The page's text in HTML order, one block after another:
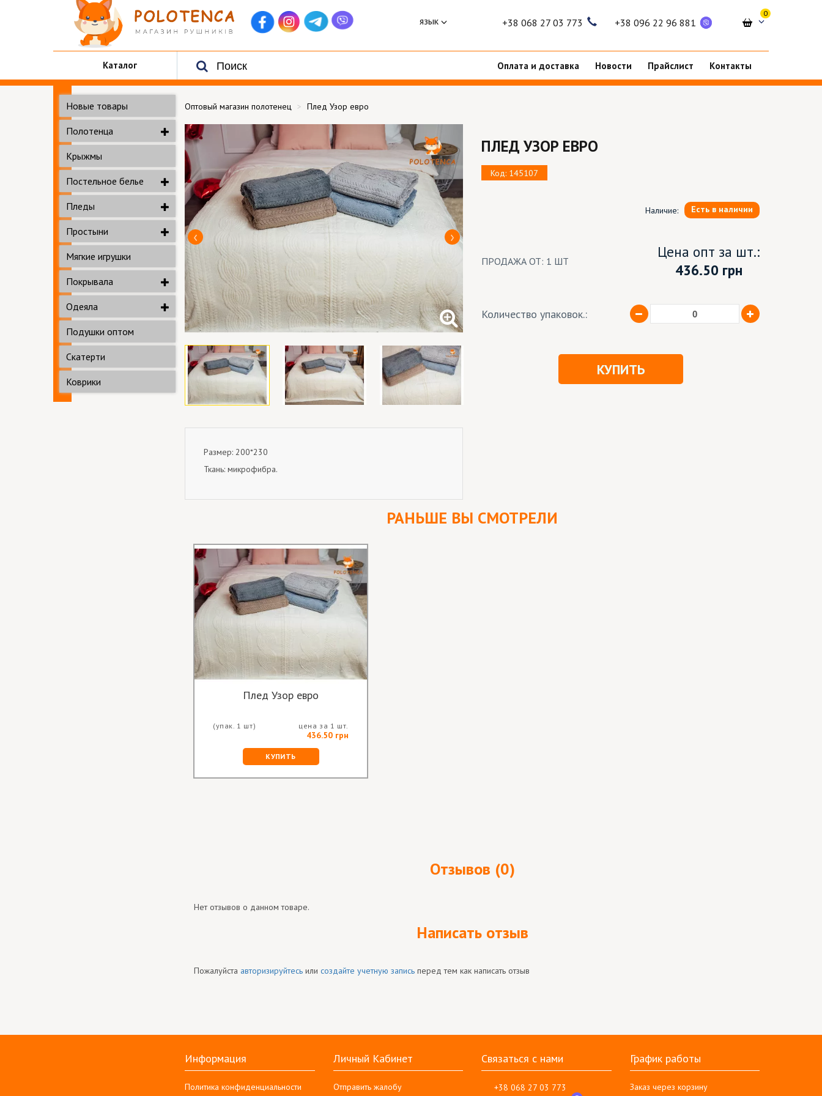
язык +38 068 27 03 773 +38 096 22 96 881
0
Каталог Оплата и доставка Новости Прайслист Контакты
Новые товары
Полотенца
Крыжмы
Постельное белье
Пледы
Простыни
Мягкие игрушки
Покрывала
Одеяла
Подушки оптом
Скатерти
Коврики
Оптовый магазин полотенец Плед Узор евро
Размер: 200*230
Ткань: микрофибра.
ПЛЕД УЗОР ЕВРО
Код: 145107
Наличие: Есть в наличии
ПРОДАЖА ОТ: 1 ШТ
Цена опт за шт.:
436.50 грн
Количество упаковок.:
КУПИТЬ
РАНЬШЕ ВЫ СМОТРЕЛИ
Плед Узор евро
(упак. 1 шт) цена за 1 шт.
436.50 грн
КУПИТЬ
Отзывов (0)
Нет отзывов о данном товаре.
Написать отзыв
Пожалуйста авторизируйтесь или создайте учетную запись перед тем как написать отзыв
Информация
Политика конфиденциальности
Личный Кабинет
Отправить жалобу
Связаться с нами
+38 068 27 03 773
График работы
Заказ через корзину